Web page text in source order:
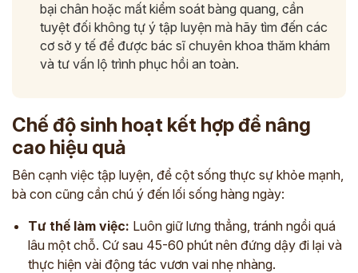
bại chân hoặc mất kiểm soát bàng quang, cần
tuyệt đối không tự ý tập luyện mà hãy tìm đến các
cơ sở y tế để được bác sĩ chuyên khoa thăm khám
và tư vấn lộ trình phục hồi an toàn.
Chế độ sinh hoạt kết hợp để nâng
cao hiệu quả
Bên cạnh việc tập luyện, để cột sống thực sự khỏe mạnh,
bà con cũng cần chú ý đến lối sống hàng ngày:
Tư thế làm việc: Luôn giữ lưng thẳng, tránh ngồi quá
lâu một chỗ. Cứ sau 45-60 phút nên đứng dậy đi lại và
thực hiện vài động tác vươn vai nhẹ nhàng.